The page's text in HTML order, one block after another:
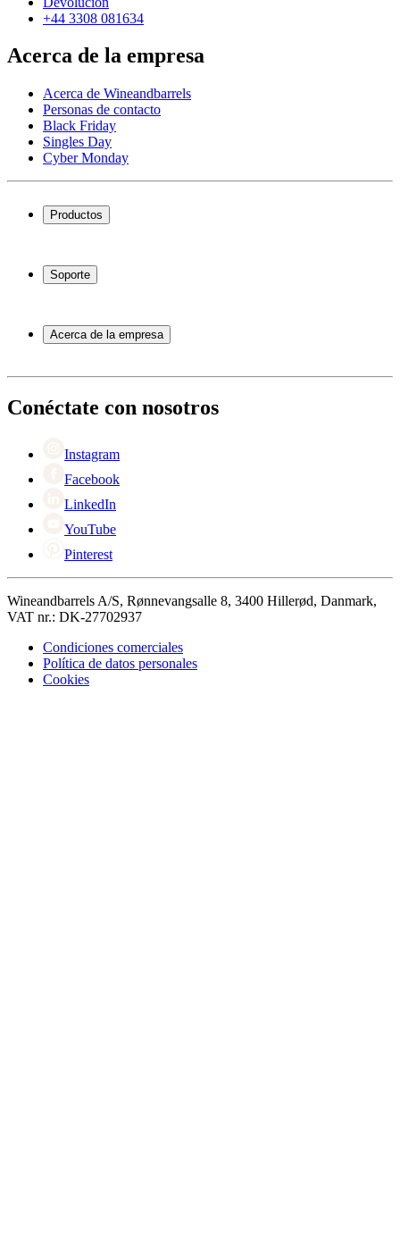
+44 3308 081634
Acerca de la empresa
Acerca de Wineandbarrels
Personas de contacto
Black Friday
Singles Day
Cyber Monday
Productos
Botelleros
Muebles para vino
Soporte
Servicio
Pago
Devolución
Acerca de la empresa
Black Friday
Singles Day
Conéctate con nosotros
Instagram
Facebook
LinkedIn
YouTube
Pinterest
Wineandbarrels A/S, Rønnevangsalle 8, 3400 Hillerød, Danmark,
VAT nr.: DK-27702937
Condiciones comerciales
Política de datos personales
Cookies